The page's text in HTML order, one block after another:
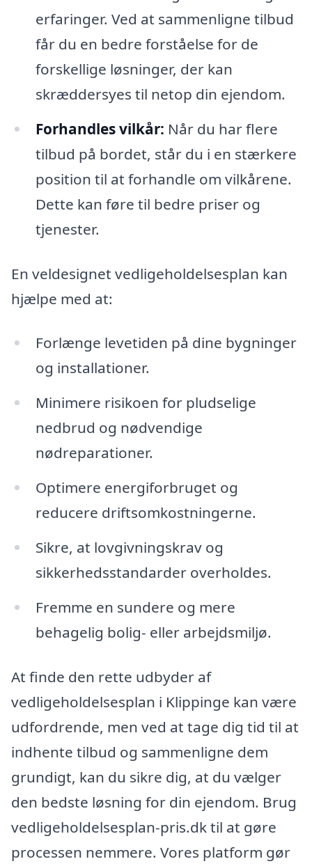
erfaringer. Ved at sammenligne tilbud
får du en bedre forståelse for de
forskellige løsninger, der kan
skræddersyes til netop din ejendom.
Forhandles vilkår: Når du har flere
tilbud på bordet, står du i en stærkere
position til at forhandle om vilkårene.
Dette kan føre til bedre priser og
tjenester.
En veldesignet vedligeholdelsesplan kan
hjælpe med at:
Forlænge levetiden på dine bygninger
og installationer.
Minimere risikoen for pludselige
nedbrud og nødvendige
nødreparationer.
Optimere energiforbruget og
reducere driftsomkostningerne.
Sikre, at lovgivningskrav og
sikkerhedsstandarder overholdes.
Fremme en sundere og mere
behagelig bolig- eller arbejdsmiljø.
At finde den rette udbyder af
vedligeholdelsesplan i Klippinge kan være
udfordrende, men ved at tage dig tid til at
indhente tilbud og sammenligne dem
grundigt, kan du sikre dig, at du vælger
den bedste løsning for din ejendom. Brug
vedligeholdelsesplan-pris.dk til at gøre
processen nemmere. Vores platform gør